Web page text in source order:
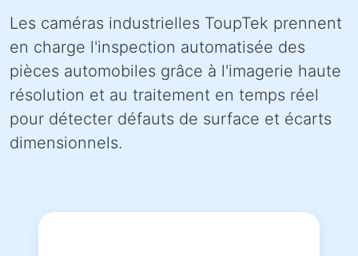
Les caméras industrielles ToupTek prennent
en charge l'inspection automatisée des
pièces automobiles grâce à l'imagerie haute
résolution et au traitement en temps réel
pour détecter défauts de surface et écarts
dimensionnels.